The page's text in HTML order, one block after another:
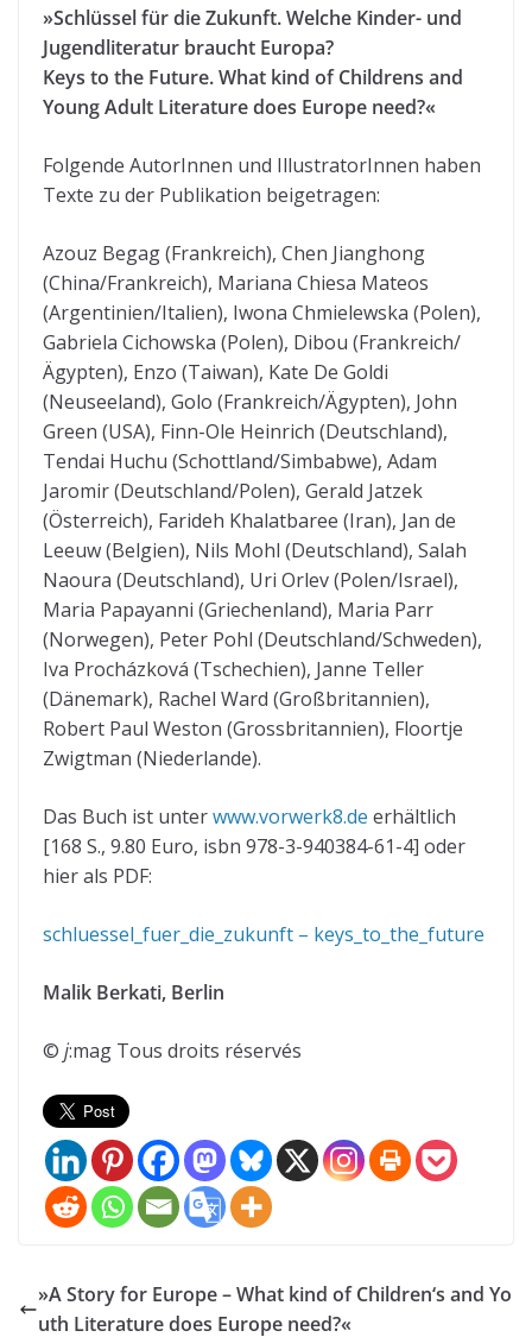
»Schlüssel für die Zukunft. Welche Kinder- und
Jugendliteratur braucht Europa?
Keys to the Future. What kind of Childrens and
Young Adult Literature does Europe need?«
Folgende AutorInnen und IllustratorInnen haben
Texte zu der Publikation beigetragen:
Azouz Begag (Frankreich), Chen Jianghong
(China/Frankreich), Mariana Chiesa Mateos
(Argentinien/Italien), Iwona Chmielewska (Polen),
Gabriela Cichowska (Polen), Dibou (Frankreich/
Ägypten), Enzo (Taiwan), Kate De Goldi
(Neuseeland), Golo (Frankreich/Ägypten), John
Green (USA), Finn-Ole Heinrich (Deutschland),
Tendai Huchu (Schottland/Simbabwe), Adam
Jaromir (Deutschland/Polen), Gerald Jatzek
(Österreich), Farideh Khalatbaree (Iran), Jan de
Leeuw (Belgien), Nils Mohl (Deutschland), Salah
Naoura (Deutschland), Uri Orlev (Polen/Israel),
Maria Papayanni (Griechenland), Maria Parr
(Norwegen), Peter Pohl (Deutschland/Schweden),
Iva Procházková (Tschechien), Janne Teller
(Dänemark), Rachel Ward (Großbritannien),
Robert Paul Weston (Grossbritannien), Floortje
Zwigtman (Niederlande).
Das Buch ist unterwww.vorwerk8.de erhältlich
[168 S., 9.80 Euro, isbn 978-3-940384-61-4] oder
hier als PDF:
schluessel_fuer_die_zukunft – keys_to_the_future
Malik Berkati, Berlin
© j:mag Tous droits réservés
»A Story for Europe – What kind of Children‘s and Yo
uth Literature does Europe need?«